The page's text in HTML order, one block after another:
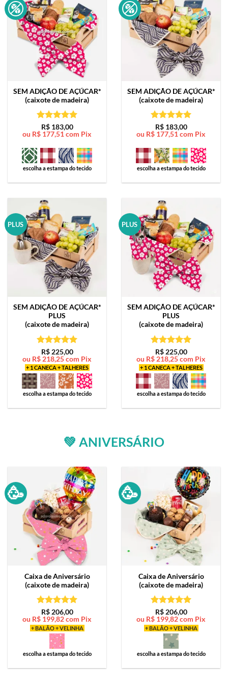
SEM ADIÇÃO DE AÇÚCAR*
(caixote de madeira)
Avaliação5
de 5
R$183,00
ou R$ 177,51com Pix
escolha a estampa do tecido
SEM ADIÇÃO DE AÇÚCAR*
(caixote de madeira)
Avaliação5
de 5
R$183,00
ou R$ 177,51com Pix
escolha a estampa do tecido
PLUS
SEM ADIÇÃO DE AÇÚCAR*
PLUS
(caixote de madeira)
Avaliação5
de 5
R$225,00
ou R$ 218,25com Pix
+ 1 CANECA + TALHERES
escolha a estampa do tecido
PLUS
SEM ADIÇÃO DE AÇÚCAR*
PLUS
(caixote de madeira)
Avaliação5
de 5
R$225,00
ou R$ 218,25com Pix
+ 1 CANECA + TALHERES
escolha a estampa do tecido
💚 ANIVERSÁRIO
🥳
Caixa deAniversário
(caixote de madeira)
Avaliação5
de 5
R$206,00
ou R$ 199,82com Pix
+ BALÃO + VELINHA
escolha a estampa do tecido
🥳
Caixa deAniversário
(caixote de madeira)
Avaliação5
de 5
R$206,00
ou R$ 199,82com Pix
+ BALÃO + VELINHA
escolha a estampa do tecido